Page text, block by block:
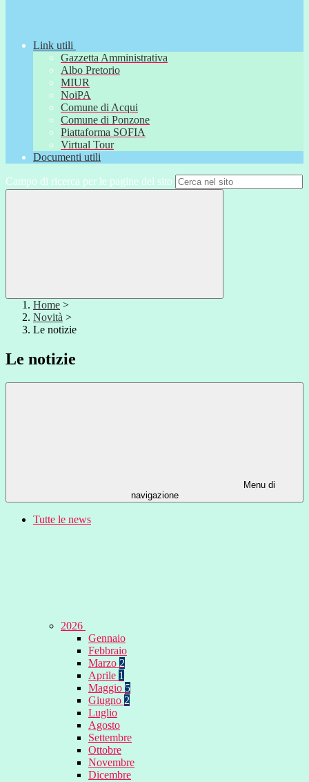
Link utili
Gazzetta Amministrativa
Albo Pretorio
MIUR
NoiPA
Comune di Acqui
Comune di Ponzone
Piattaforma SOFIA
Virtual Tour
Documenti utili
Campo di ricerca per le pagine del sito
Home >
Novità >
Le notizie
Le notizie
Menu di
navigazione
Tutte le news
2026
Gennaio
Febbraio
Marzo 2
Aprile 1
Maggio 5
Giugno 2
Luglio
Agosto
Settembre
Ottobre
Novembre
Dicembre